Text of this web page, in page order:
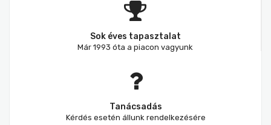
Sok éves tapasztalat
Már 1993 óta a piacon vagyunk
Tanácsadás
Kérdés esetén állunk rendelkezésére